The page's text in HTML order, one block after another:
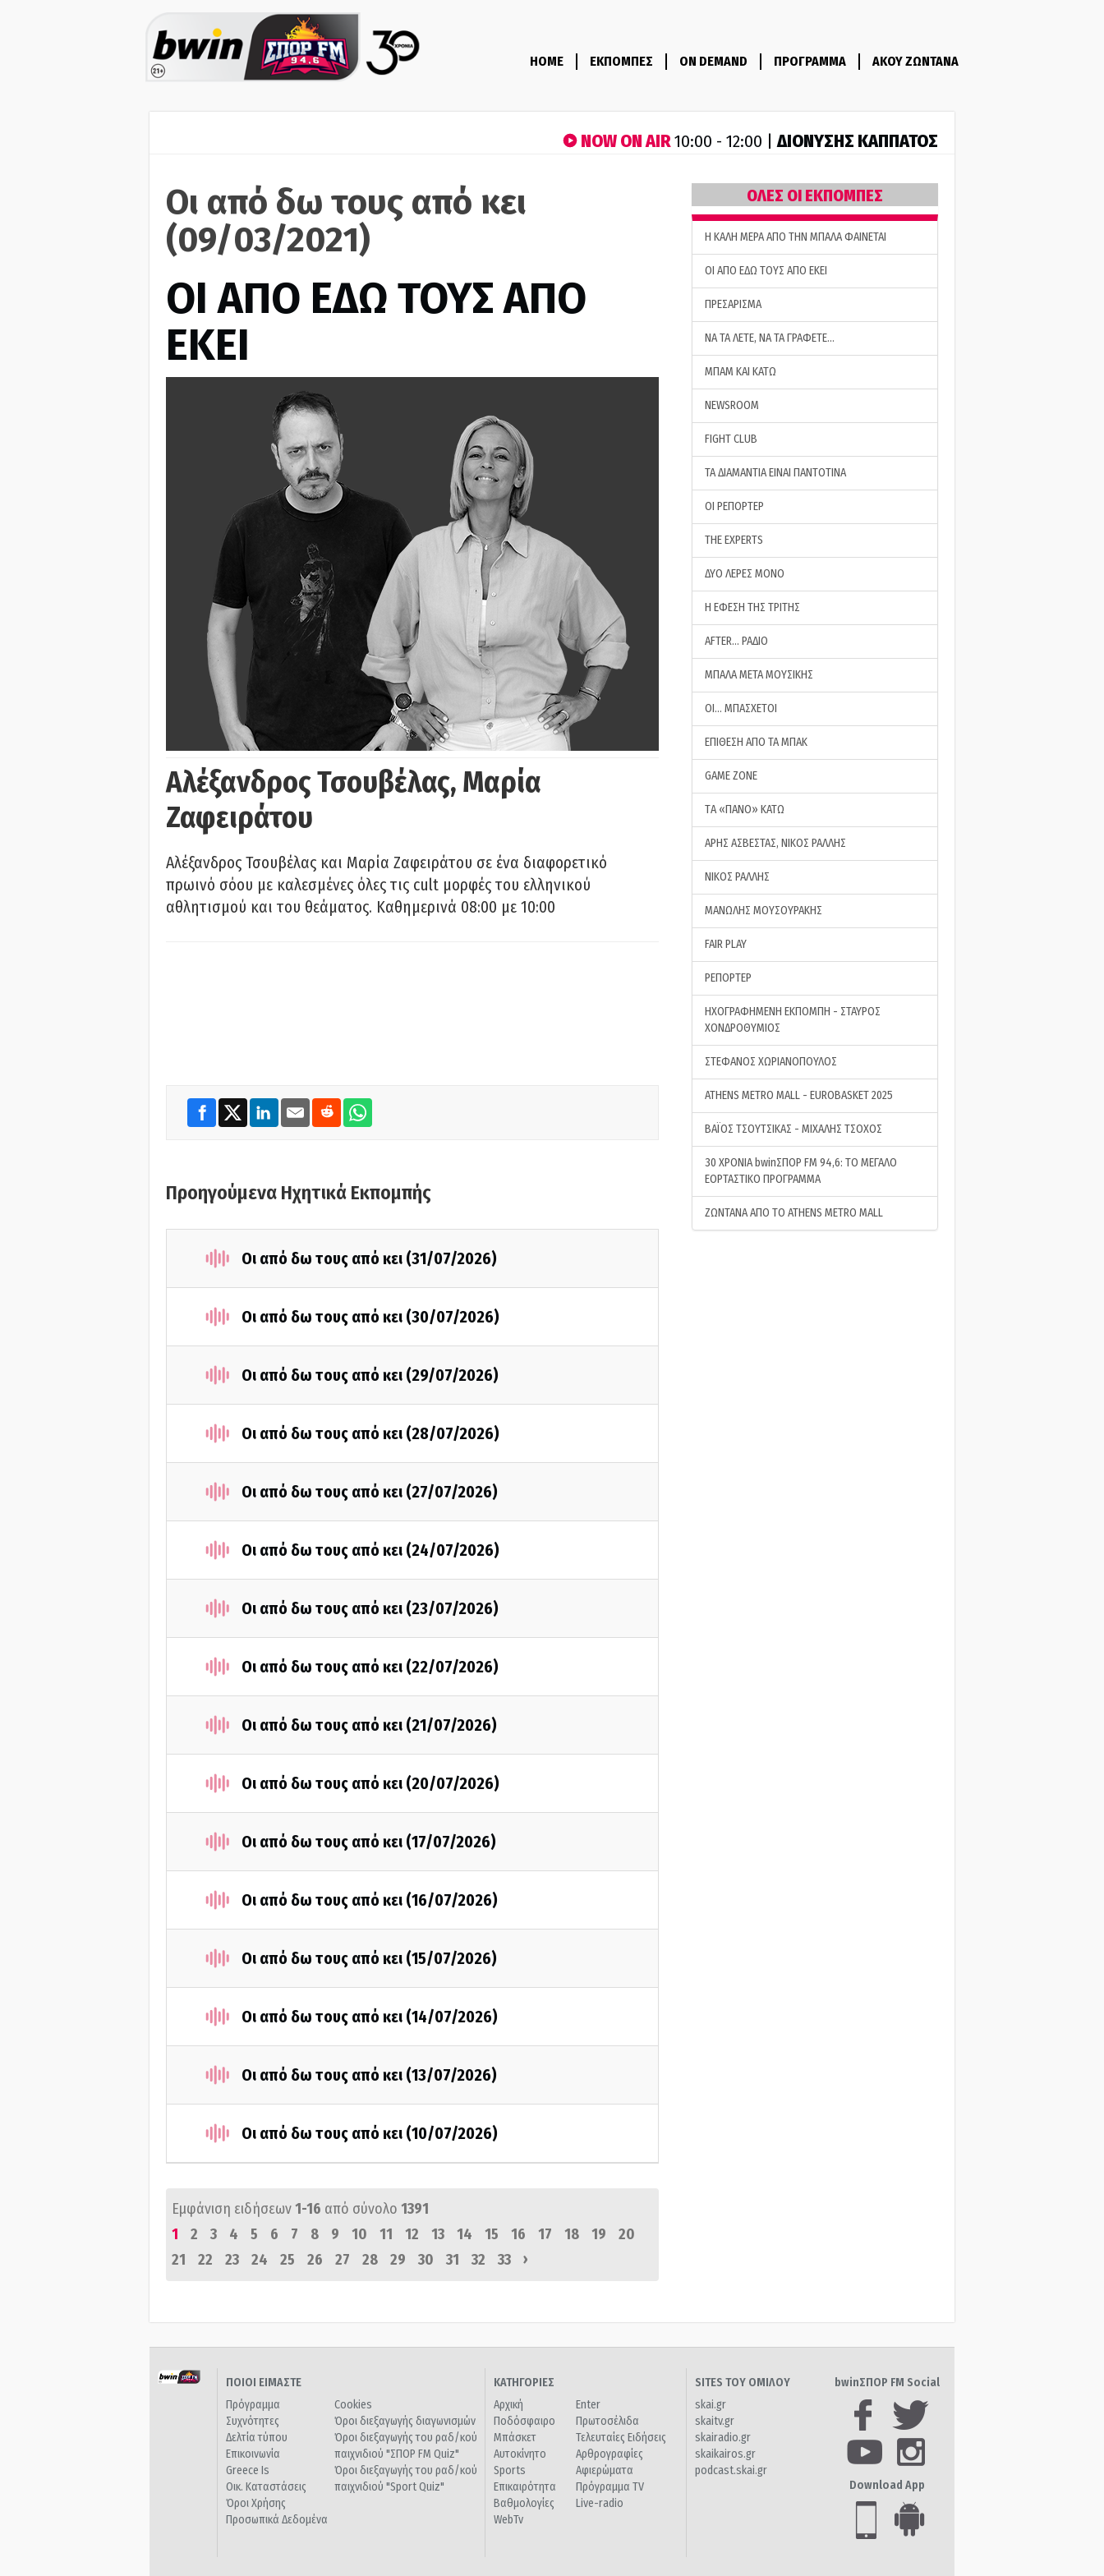
HOME ΕΚΠΟΜΠΕΣ ON DEMAND ΠΡΟΓΡΑΜΜΑ ΑΚΟΥ ΖΩΝΤΑΝΑ
NOW ON AIR10:00 - 12:00 |ΔΙΟΝΥΣΗΣ ΚΑΠΠΑΤΟΣ
Οι από δω τους από κει
(09/03/2021)
ΟΙ ΑΠΟ ΕΔΩ ΤΟΥΣ ΑΠΟ
ΕΚΕΙ
Αλέξανδρος Τσουβέλας, Μαρία
Ζαφειράτου
Αλέξανδρος Τσουβέλας και Μαρία Ζαφειράτου σε ένα διαφορετικό
πρωινό σόου με καλεσμένες όλες τις cult μορφές του ελληνικού
αθλητισμού και του θεάματος. Καθημερινά 08:00 με 10:00
Προηγούμενα Ηχητικά Εκπομπής
Οι από δω τους από κει (31/07/2026)
Οι από δω τους από κει (30/07/2026)
Οι από δω τους από κει (29/07/2026)
Οι από δω τους από κει (28/07/2026)
Οι από δω τους από κει (27/07/2026)
Οι από δω τους από κει (24/07/2026)
Οι από δω τους από κει (23/07/2026)
Οι από δω τους από κει (22/07/2026)
Οι από δω τους από κει (21/07/2026)
Οι από δω τους από κει (20/07/2026)
Οι από δω τους από κει (17/07/2026)
Οι από δω τους από κει (16/07/2026)
Οι από δω τους από κει (15/07/2026)
Οι από δω τους από κει (14/07/2026)
Οι από δω τους από κει (13/07/2026)
Οι από δω τους από κει (10/07/2026)
Εμφάνιση ειδήσεων1-16 από σύνολο 1391
1
2 3 4 5 6 7 8 9 10 11 12 13 14 15 16 17 18 19
20
21
22 23 24 25 26 27 28 29 30 31 32 33 ›
ΟΛΕΣ ΟΙ ΕΚΠΟΜΠΕΣ
H ΚΑΛΗ ΜΕΡΑ ΑΠΟ ΤΗΝ ΜΠΑΛΑ ΦΑΙΝΕΤΑΙ
ΟΙ ΑΠΟ ΕΔΩ ΤΟΥΣ ΑΠΟ ΕΚΕΙ
ΠΡΕΣΑΡΙΣΜΑ
ΝΑ ΤΑ ΛΕΤΕ, ΝΑ ΤΑ ΓΡΑΦΕΤΕ…
ΜΠΑΜ ΚΑΙ ΚΑΤΩ
NEWSROOM
FIGHT CLUB
ΤΑ ΔΙΑΜΑΝΤΙΑ ΕΙΝΑΙ ΠΑΝΤΟΤΙΝΑ
ΟΙ ΡΕΠΟΡΤΕΡ
THE EXPERTS
ΔΥΟ ΛΕΡΕΣ ΜΟΝΟ
Η ΕΦΕΣΗ ΤΗΣ ΤΡΙΤΗΣ
AFTER… ΡΑΔΙΟ
ΜΠΑΛΑ ΜΕΤΑ ΜΟΥΣΙΚΗΣ
ΟΙ… ΜΠΑΣΧΕΤΟΙ
ΕΠΙΘΕΣΗ ΑΠΟ ΤΑ ΜΠΑΚ
GAME ZONE
ΤA «ΠΑΝΟ» ΚΑΤΩ
ΑΡΗΣ ΑΣΒΕΣΤΑΣ, ΝΙΚΟΣ ΡΑΛΛΗΣ
ΝΙΚΟΣ ΡΑΛΛΗΣ
ΜΑΝΩΛΗΣ ΜΟΥΣΟΥΡΑΚΗΣ
FAIR PLAY
ΡΕΠΟΡΤΕΡ
ΗΧΟΓΡΑΦΗΜΕΝΗ ΕΚΠΟΜΠΗ - ΣΤΑΥΡΟΣ
ΧΟΝΔΡΟΘΥΜΙΟΣ
ΣΤΕΦΑΝΟΣ ΧΩΡΙΑΝΟΠΟΥΛΟΣ
ATHENS METRO MALL - EUROBASKET 2025
ΒΑΪΟΣ ΤΣΟΥΤΣΙΚΑΣ - ΜΙΧΑΛΗΣ ΤΣΟΧΟΣ
30 ΧΡΟΝΙΑ bwinΣΠΟΡ FM 94,6: ΤΟ ΜΕΓΑΛΟ
ΕΟΡΤΑΣΤΙΚΟ ΠΡΟΓΡΑΜΜΑ
ΖΩΝΤΑΝΑ ΑΠΟ ΤΟ ATHENS METRO MALL
ΠΟΙΟΙ ΕΙΜΑΣΤΕ
Πρόγραμμα
Συχνότητες
Δελτία τύπου
Επικοινωνία
Greece Is
Οικ. Καταστάσεις
Όροι Χρήσης
Προσωπικά Δεδομένα
Cookies
Όροι διεξαγωγής διαγωνισμών
Όροι διεξαγωγής του ραδ/κού
παιχνιδιού "ΣΠΟΡ FM Quiz"
Όροι διεξαγωγής του ραδ/κού
παιχνιδιού "Sport Quiz"
ΚΑΤΗΓΟΡΙΕΣ
Αρχική
Ποδόσφαιρο
Μπάσκετ
Αυτοκίνητο
Sports
Επικαιρότητα
Βαθμολογίες
WebTv
Enter
Πρωτοσέλιδα
Τελευταίες Ειδήσεις
Αρθρογραφίες
Αφιερώματα
Πρόγραμμα TV
Live-radio
SITES ΤΟΥ ΟΜΙΛΟΥ
skai.gr
skaitv.gr
skairadio.gr
skaikairos.gr
podcast.skai.gr
bwinΣΠΟΡ FM Social
Download App